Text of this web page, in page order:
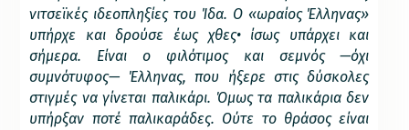
νιτσεϊκές ιδεοπληξίες του Ίδα. Ο «ωραίος Έλληνας»
υπήρχε και δρούσε έως χθες• ίσως υπάρχει και
σήμερα. Είναι ο φιλότιμος και σεμνός —όχι
συμνότυφος— Έλληνας, που ήξερε στις δύσκολες
στιγμές να γίνεται παλικάρι. Όμως τα παλικάρια δεν
υπήρξαν ποτέ παλικαράδες. Ούτε το θράσος είναι